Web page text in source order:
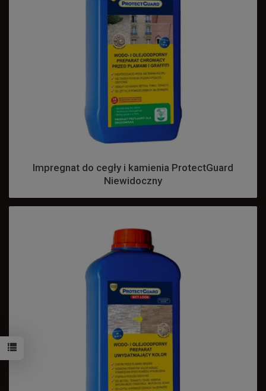
Impregnat do cegły i kamienia ProtectGuard
Niewidoczny